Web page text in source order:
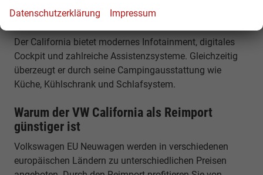
Komfort, Technik & Ausstattung
Der California bietet modernes Infotainment, digitales
Cockpit und zahlreiche Assistenzsysteme. Gleichzeitig
überzeugt er durch seine Campingausstattung wie
Küche, Kühlschrank und Schlafsystem.
Warum der VW California als Reimport
günstiger ist
Volkswagen EU Neuwagen werden in verschiedenen
europäischen Ländern zu unterschiedlichen Preisen
Datenschutzerklärung Impressum